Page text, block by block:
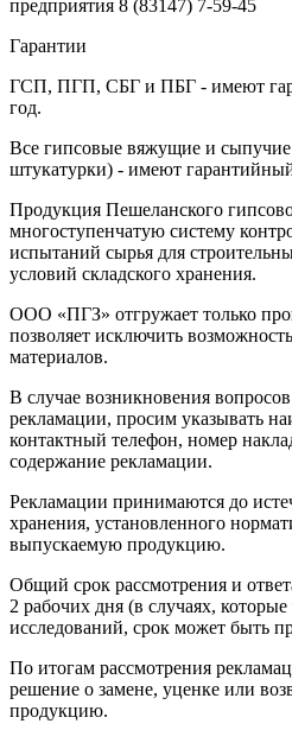
предприятия 8 (83147) 7-59-45
Гарантии
ГСП, ПГП, СБГ и ПБГ - имеют
год.
Все гипсовые вяжущие и
штукатурки) - имеют
Продукция Пешеланского
многоступенчатую систему
испытаний сырья для
условий складского хранения.
ООО «ПГЗ» отгружает только
позволяет исключить
материалов.
В случае возникновения
рекламации, просим указывать
контактный телефон, номер
содержание рекламации.
Рекламации принимаются до
хранения, установленного
выпускаемую продукцию.
Общий срок рассмотрения и
2 рабочих дня (в случаях,
исследований, срок может быть
По итогам рассмотрения
решение о замене, уценке или
продукцию.